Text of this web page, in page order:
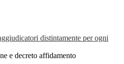
distintamente per ogni
e decreto affidamento